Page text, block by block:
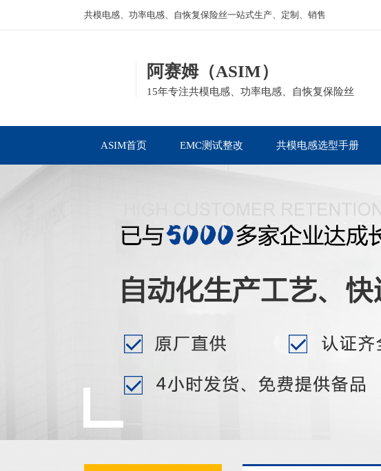
共模电感、功率电感、自恢复保险丝一站式生产、定制、销售
阿赛姆（ASIM）
15年专注共模电感、功率电感、自恢复保险丝
ASIM首页 EMC测试整改 共模电感选型手册